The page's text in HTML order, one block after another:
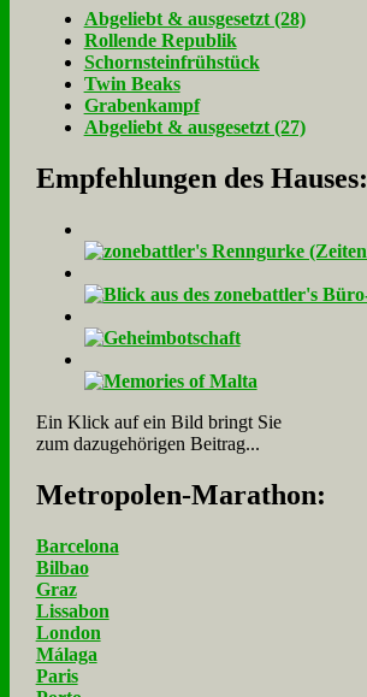
Ab­ge­liebt & aus­ge­setzt (28)
Rol­len­de Re­pu­blik
Schorn­stein­früh­stück
Twin Beaks
Gra­ben­kampf
Ab­ge­liebt & aus­ge­setzt (27)
Empfehlungen des Hauses:
Ein Klick auf ein Bild bringt Sie
zum dazugehörigen Beitrag...
Me­tro­po­len-Ma­ra­thon:
Barcelona
Bilbao
Graz
Lissabon
London
Málaga
Paris